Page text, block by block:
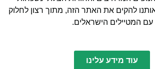
להקים את האתר הזה, מתוך רצון לחלוק
עם המטיילים הישראלים.
עוד מידע עלינו